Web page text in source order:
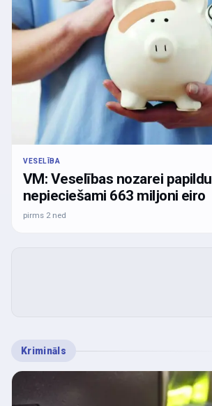
VESELĪBA
VM: Veselības nozarei papildu
nepieciešami 663 miljoni eiro
pirms 2 ned
Krimināls